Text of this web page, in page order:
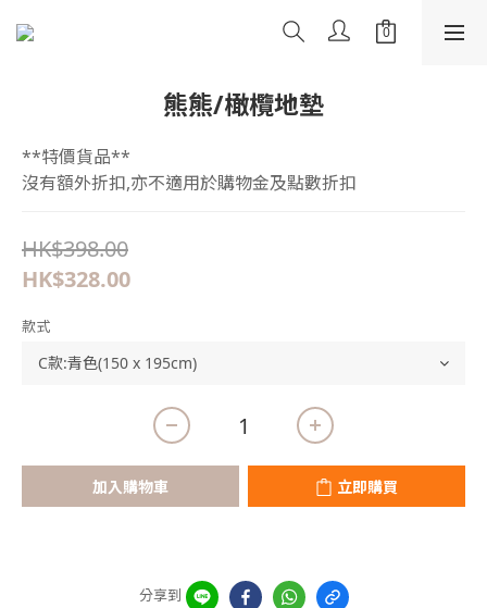
熊熊/橄欖地墊
**特價貨品**
沒有額外折扣,亦不適用於購物金及點數折扣
HK$398.00
HK$328.00
款式
加入購物車 立即購買
分享到